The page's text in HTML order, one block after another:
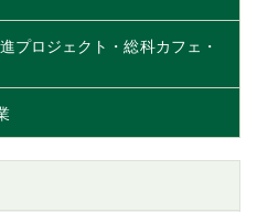
プロジェクト・総科カフェ・